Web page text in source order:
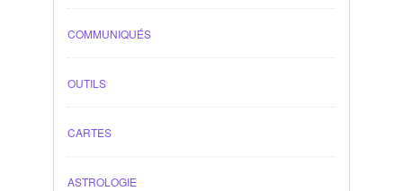
COMMUNIQUÉS
OUTILS
CARTES
ASTROLOGIE